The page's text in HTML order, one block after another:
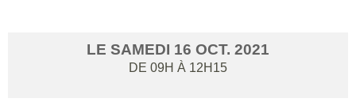
LE SAMEDI 16 OCT. 2021
DE 09H À 12H15